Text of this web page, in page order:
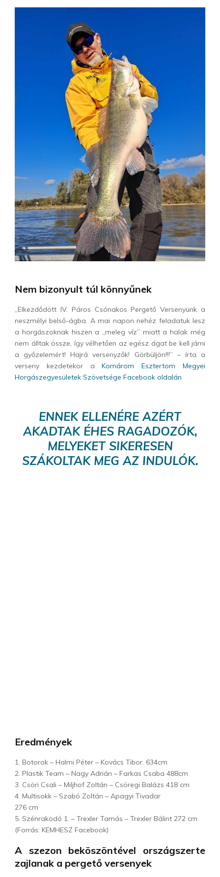
Nem bizonyult túl könnyűnek
„Elkezdődött IV. Páros Csónakos Pergető Versenyünk a
neszmélyi belső-ágba. A mai napon nehéz feladatuk lesz
a horgászoknak hiszen a „meleg víz” miatt a halak még
nem álltak össze, így vélhetően az egész ágat be kell járni
a győzelemért! Hajrá versenyzők! Görbüljön!!!” – írta a
verseny kezdetekor a Komárom Esztertom Megyei
Horgászegyesületek Szövetsége Facebook oldalán
ENNEK ELLENÉRE AZÉRT
AKADTAK ÉHES RAGADOZÓK,
MELYEKET SIKERESEN
SZÁKOLTAK MEG AZ INDULÓK.
Eredmények
1. Botorok – Halmi Péter – Kovács Tibor. 634cm
2. Plastik Team – Nagy Adrián – Farkas Csaba 488cm
3. Csöri Csali – Miljhof Zoltán – Csöregi Balázs 418 cm
4. Multisokk – Szabó Zoltán – Apagyi Tivadar
276 cm
5. Szénrakodó 1. – Trexler Tamás – Trexler Bálint 272 cm
(Forrás: KEMHESZ Facebook)
A szezon beköszöntével országszerte
zajlanak a pergető versenyek